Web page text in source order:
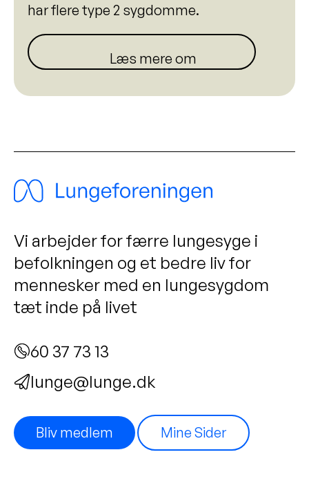
har flere type 2 sygdomme.
Læs mere om næsepolypper
Vi arbejder for færre lungesyge i
befolkningen og et bedre liv for
mennesker med en lungesygdom
tæt inde på livet
60 37 73 13
lunge@lunge.dk
Bliv medlem Mine Sider